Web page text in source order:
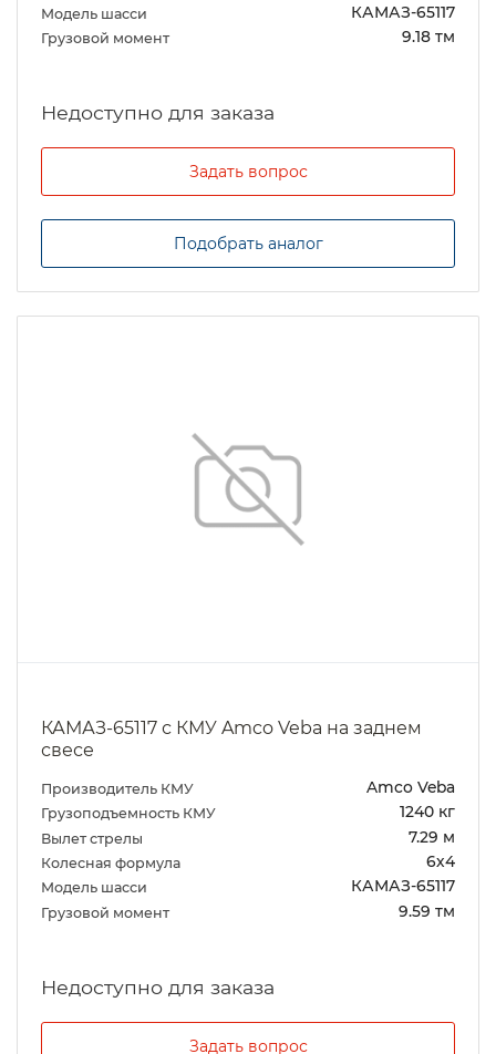
Модель шасси КАМАЗ-65117
Грузовой момент 9.18 тм
Задать вопрос
Подобрать аналог
КАМАЗ-65117 с КМУ Amco Veba на заднем
свесе
Производитель КМУ Amco Veba
Грузоподъемность КМУ 1240 кг
Вылет стрелы 7.29 м
Колесная формула 6х4
Модель шасси КАМАЗ-65117
Грузовой момент 9.59 тм
Задать вопрос